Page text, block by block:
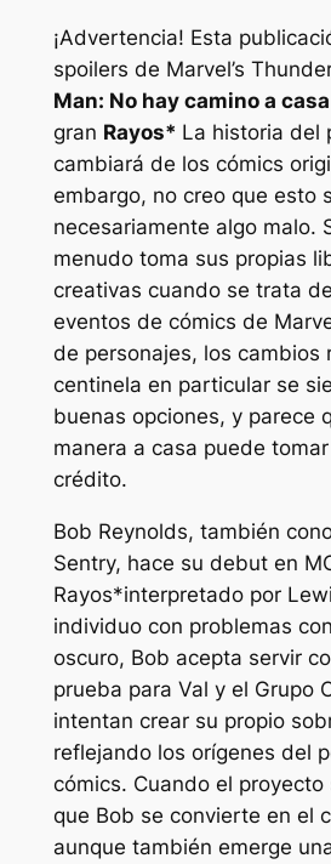
¡Advertencia! Esta
spoilers de Marvel’s
Man: No hay camino a casa
gran Rayos* La historia del
cambiará de los cómics
embargo, no creo que esto
necesariamente algo malo.
menudo toma sus propias
creativas cuando se trata
eventos de cómics de
de personajes, los cambios
centinela en particular se
buenas opciones, y parece
manera a casa puede
crédito.
Bob Reynolds, también
Sentry, hace su debut en
Rayos*interpretado por
individuo con problemas
oscuro, Bob acepta servir
prueba para Val y el Grupo
intentan crear su propio
reflejando los orígenes del
cómics. Cuando el
que Bob se convierte en el
aunque también emerge